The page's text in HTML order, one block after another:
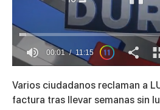
of
11
minutes,
00:01 11:15
Varios ciudadanos reclaman a
factura tras llevar semanas sin